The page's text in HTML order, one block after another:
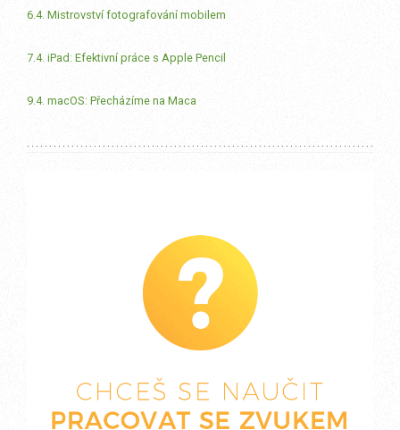
6.4. Mistrovství fotografování mobilem
7.4. iPad: Efektivní práce s Apple Pencil
9.4. macOS: Přecházíme na Maca